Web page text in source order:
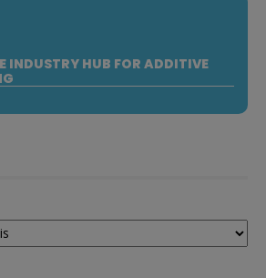
INDUSTRY HUB FOR ADDITIVE